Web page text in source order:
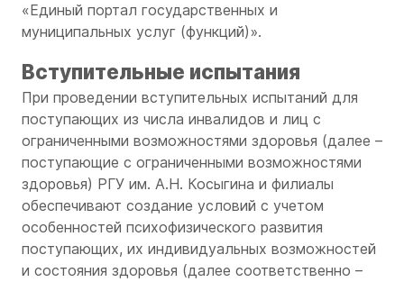
«Единый портал государственных и
муниципальных услуг (функций)».
Вступительные испытания
При проведении вступительных испытаний для
поступающих из числа инвалидов и лиц с
ограниченными возможностями здоровья (далее –
поступающие с ограниченными возможностями
здоровья) РГУ им. А.Н. Косыгина и филиалы
обеспечивают создание условий с учетом
особенностей психофизического развития
поступающих, их индивидуальных возможностей
и состояния здоровья (далее соответственно –